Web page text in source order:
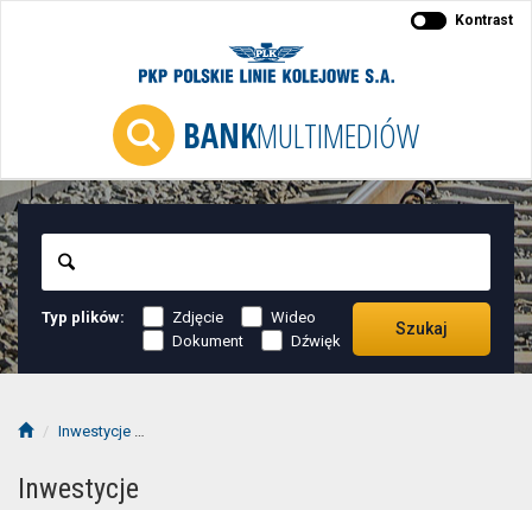
BANKMULTIMEDIÓW
Kontrast
Typ plików: Zdjęcie
Wideo
Dokument
Dźwięk
Szukaj
Inwestycje
Inwestycje